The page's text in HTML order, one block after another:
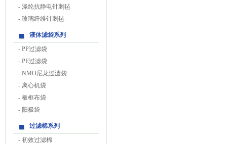
- 涤纶抗静电针刺毡
- 玻璃纤维针刺毡
液体滤袋系列
- PP过滤袋
- PE过滤袋
- NMO尼龙过滤袋
- 离心机袋
- 板框布袋
- 阳极袋
过滤棉系列
- 初效过滤棉